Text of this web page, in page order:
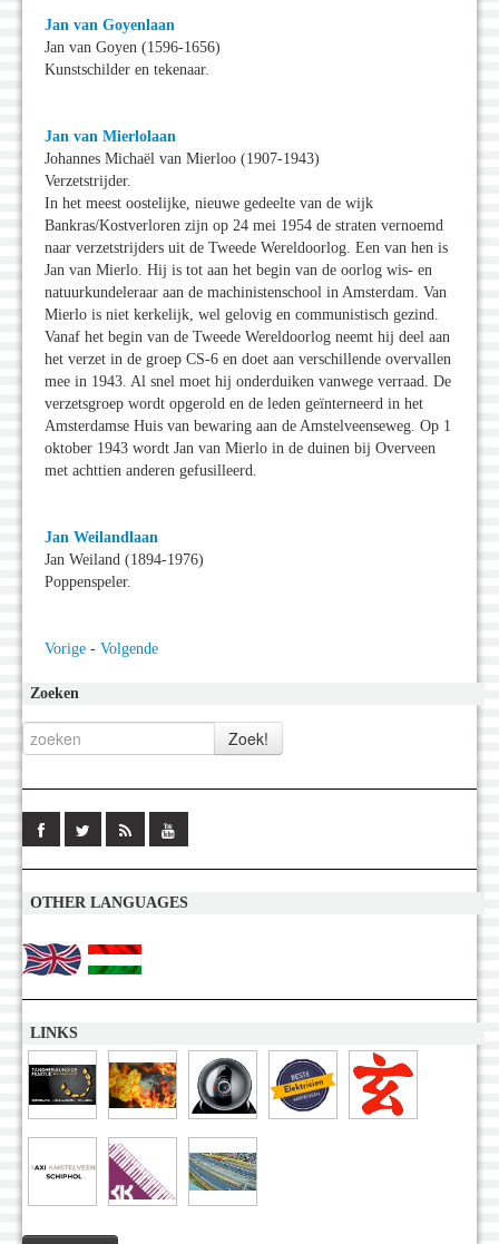
Jan van Goyenlaan
Jan van Goyen (1596-1656)
Kunstschilder en tekenaar.
Jan van Mierlolaan
Johannes Michaël van Mierloo (1907-1943)
Verzetstrijder.
In het meest oostelijke, nieuwe gedeelte van de wijk
Bankras/Kostverloren zijn op 24 mei 1954 de straten vernoemd
naar verzetstrijders uit de Tweede Wereldoorlog. Een van hen is
Jan van Mierlo. Hij is tot aan het begin van de oorlog wis- en
natuurkundeleraar aan de machinistenschool in Amsterdam. Van
Mierlo is niet kerkelijk, wel gelovig en communistisch gezind.
Vanaf het begin van de Tweede Wereldoorlog neemt hij deel aan
het verzet in de groep CS-6 en doet aan verschillende overvallen
mee in 1943. Al snel moet hij onderduiken vanwege verraad. De
verzetsgroep wordt opgerold en de leden geïnterneerd in het
Amsterdamse Huis van bewaring aan de Amstelveenseweg. Op 1
oktober 1943 wordt Jan van Mierlo in de duinen bij Overveen
met achttien anderen gefusilleerd.
Jan Weilandlaan
Jan Weiland (1894-1976)
Poppenspeler.
Vorige - Volgende
Zoeken
OTHER LANGUAGES
LINKS